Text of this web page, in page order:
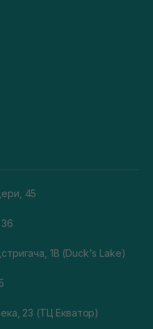
45
36
1В (Duck's Lake)
23 (ТЦ Екватор)